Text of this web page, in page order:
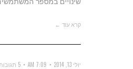
קרא עוד ←
יולי 13, 2014 7:09 AM 5 תגובות